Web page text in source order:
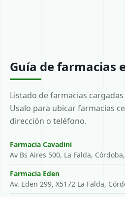
Guía de farmacias
Listado de farmacias
Usalo para ubicar farmacias
dirección o teléfono.
Farmacia Cavadini
Av Bs Aires 500, La Falda,
Farmacia Eden
Av. Eden 299, X5172 La Falda,